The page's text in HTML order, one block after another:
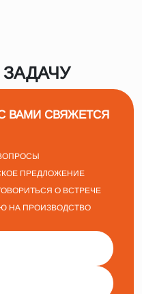
ВАМИ СВЯЖЕТСЯ
ПРЕДЛОЖЕНИЕ
О ВСТРЕЧЕ
НА ПРОИЗВОДСТВО